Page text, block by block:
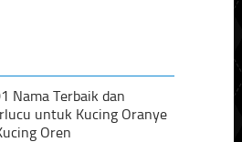
Nama Terbaik dan
untuk Kucing Oranye
Oren